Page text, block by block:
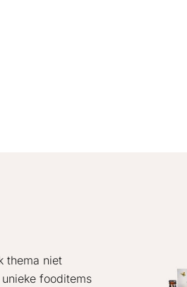
thema niet
fooditems